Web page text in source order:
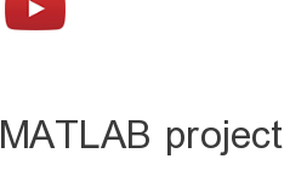
MATLAB project